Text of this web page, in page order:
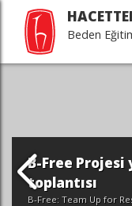
Beden
B-Free Projesi
toplantısı
B-Free: Team Up for